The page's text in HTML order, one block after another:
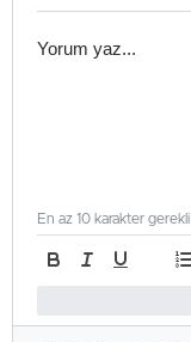
En az 10 karakter gerekli